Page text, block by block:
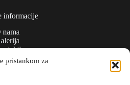
pristankom za
informacije
nama
privatnosti